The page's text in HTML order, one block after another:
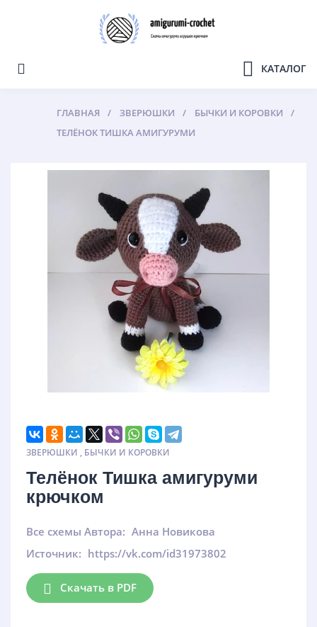
КАТАЛОГ
ГЛАВНАЯ ЗВЕРЮШКИ
БЫЧКИ И КОРОВКИ
ТЕЛЁНОК ТИШКА АМИГУРУМИ
ЗВЕРЮШКИ , БЫЧКИ И КОРОВКИ
Телёнок Тишка амигуруми
крючком
Все схемы Автора: Анна Новикова
Источник: https://vk.com/id31973802
Скачать в PDF